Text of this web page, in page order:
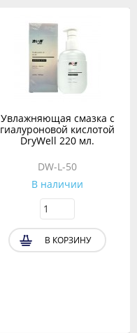
Увлажняющая смазка с
гиалуроновой кислотой
DryWell 220 мл.
DW-L-50
В наличии
В КОРЗИНУ